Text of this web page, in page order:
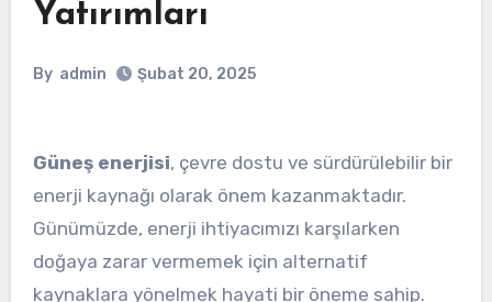
Yatırımları
By admin Şubat 20, 2025
Güneş enerjisi, çevre dostu ve sürdürülebilir bir
enerji kaynağı olarak önem kazanmaktadır.
Günümüzde, enerji ihtiyacımızı karşılarken
doğaya zarar vermemek için alternatif
kaynaklara yönelmek hayati bir öneme sahip.